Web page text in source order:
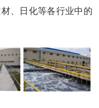
、日化等各行业中的